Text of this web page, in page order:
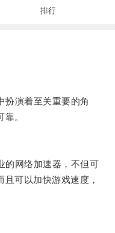
排行
演着至关重要的角
。
网络加速器，不但可
可以加快游戏速度，